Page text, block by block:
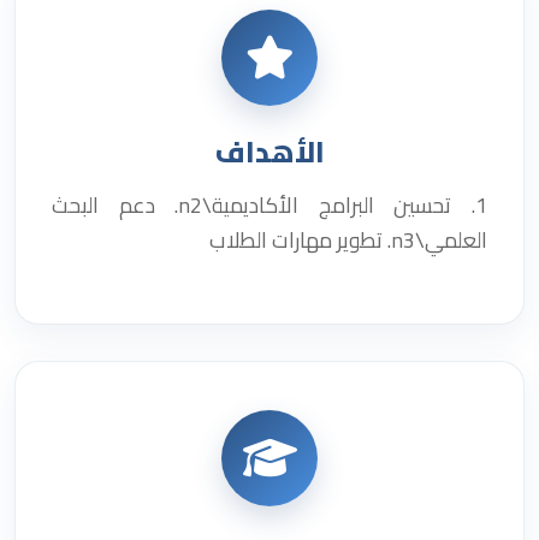
الأهداف
1. تحسين البرامج الأكاديمية\n2. دعم البحث
العلمي\n3. تطوير مهارات الطلاب